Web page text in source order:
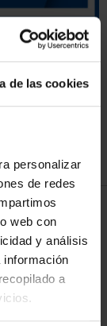
de las cookies
personalizar
de redes
web con
y análisis
información
a